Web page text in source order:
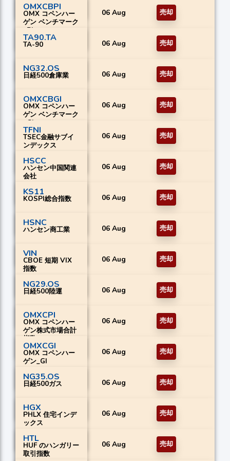
OMXCBPI
OMX コペンハー
ゲン ベンチマーク
_PI
06 Aug 売却
TA90.TA
TA-90 06 Aug 売却
NG32.OS
日経500倉庫業 06 Aug 売却
OMXCBGI
OMX コペンハー
ゲン ベンチマーク
_GI
06 Aug 売却
TFNI
TSEC金融サブイ
ンデックス
06 Aug 売却
HSCC
ハンセン中国関連
会社
06 Aug 売却
KS11
KOSPI総合指数 06 Aug 売却
HSNC
ハンセン商工業 06 Aug 売却
VIN
CBOE 短期 VIX
指数
06 Aug 売却
NG29.OS
日経500陸運 06 Aug 売却
OMXCPI
OMX コペンハー
ゲン株式市場合計
指数
06 Aug 売却
OMXCGI
OMX コペンハー
ゲン_GI
06 Aug 売却
NG35.OS
日経500ガス 06 Aug 売却
HGX
PHLX 住宅インデ
ックス
06 Aug 売却
HTL
HUF のハンガリー
取引指数
06 Aug 売却